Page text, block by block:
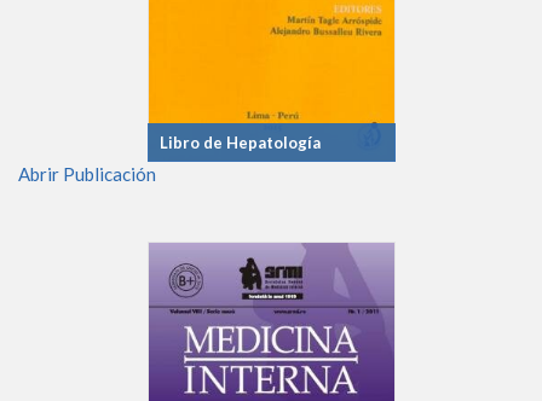
Libro de Hepatología
Abrir Publicación